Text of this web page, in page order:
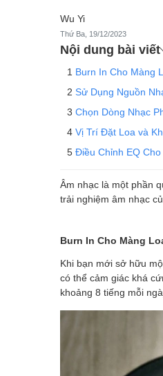
Wu Yi
Thứ Ba, 19/12/2023
Nội dung bài viết
Burn In Cho Màng
Sử Dụng Nguồn
Chọn Dòng Nhạc
Vị Trí Đặt Loa và
Điều Chỉnh EQ
Âm nhạc là một phần
trải nghiệm âm nhạc
Burn In Cho Màng
Khi bạn mới sở hữu
có thể cảm giác khá
khoảng 8 tiếng mỗi